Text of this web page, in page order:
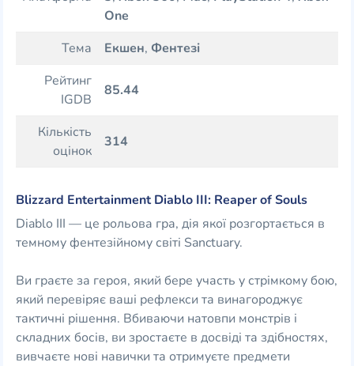
One
Тема
Екшен, Фентезі
Рейтинг
IGDB
85.44
Кількість
оцінок
314
Blizzard Entertainment Diablo III: Reaper of Souls
Diablo III — це рольова гра, дія якої розгортається в
темному фентезійному світі Sanctuary.
Ви граєте за героя, який бере участь у стрімкому бою,
який перевіряє ваші рефлекси та винагороджує
тактичні рішення. Вбиваючи натовпи монстрів і
складних босів, ви зростаєте в досвіді та здібностях,
вивчаєте нові навички та отримуєте предмети